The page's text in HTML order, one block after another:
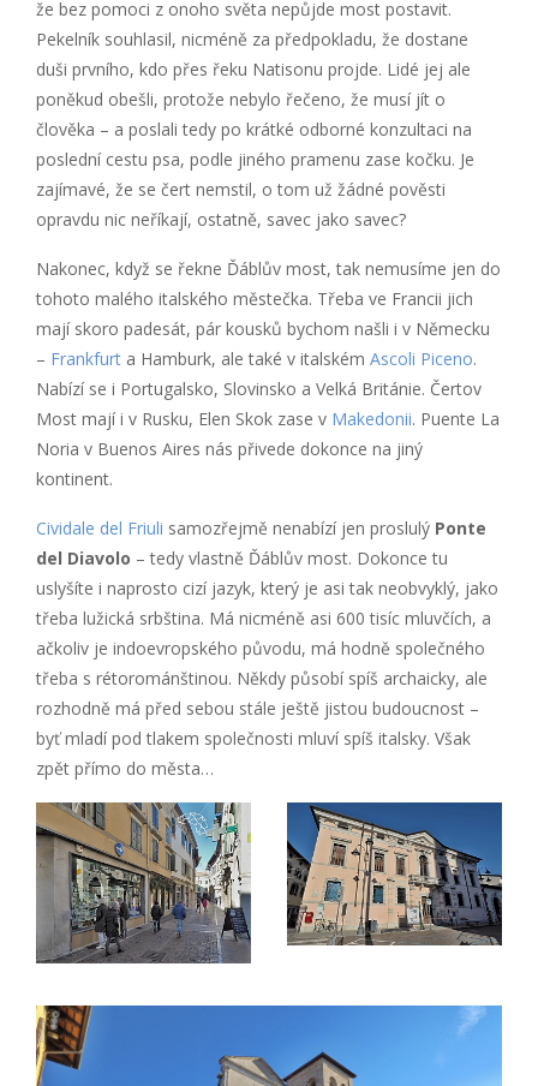
že bez pomoci z onoho světa nepůjde most postavit.
Pekelník souhlasil, nicméně za předpokladu, že dostane
duši prvního, kdo přes řeku Natisonu projde. Lidé jej ale
poněkud obešli, protože nebylo řečeno, že musí jít o
člověka – a poslali tedy po krátké odborné konzultaci na
poslední cestu psa, podle jiného pramenu zase kočku. Je
zajímavé, že se čert nemstil, o tom už žádné pověsti
opravdu nic neříkají, ostatně, savec jako savec?
Nakonec, když se řekne Ďáblův most, tak nemusíme jen do
tohoto malého italského městečka. Třeba ve Francii jich
mají skoro padesát, pár kousků bychom našli i v Německu
– Frankfurt a Hamburk, ale také v italském Ascoli Piceno.
Nabízí se i Portugalsko, Slovinsko a Velká Británie. Čertov
Most mají i v Rusku, Elen Skok zase v Makedonii. Puente La
Noria v Buenos Aires nás přivede dokonce na jiný
kontinent.
Cividale del Friuli samozřejmě nenabízí jen proslulý Ponte
del Diavolo – tedy vlastně Ďáblův most. Dokonce tu
uslyšíte i naprosto cizí jazyk, který je asi tak neobvyklý, jako
třeba lužická srbština. Má nicméně asi 600 tisíc mluvčích, a
ačkoliv je indoevropského původu, má hodně společného
třeba s rétorománštinou. Někdy působí spíš archaicky, ale
rozhodně má před sebou stále ještě jistou budoucnost –
byť mladí pod tlakem společnosti mluví spíš italsky. Však
zpět přímo do města…